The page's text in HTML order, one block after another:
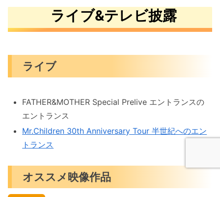
ライブ&テレビ披露
ライブ
FATHER&MOTHER Special Prelive エントランスの
エントランス
Mr.Children 30th Anniversary Tour 半世紀へのエン
トランス
オススメ映像作品